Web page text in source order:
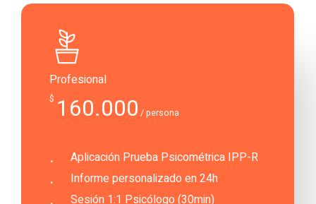
Profesional
$ 160.000 / persona
Aplicación Prueba Psicométrica IPP-R
Informe personalizado en 24h
Sesión 1:1 Psicólogo (30min)